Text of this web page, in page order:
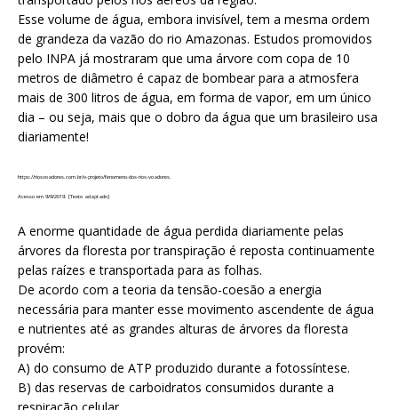
Esse volume de água, embora invisível, tem a mesma ordem
de grandeza da vazão do rio Amazonas. Estudos promovidos
pelo INPA já mostraram que uma árvore com copa de 10
metros de diâmetro é capaz de bombear para a atmosfera
mais de 300 litros de água, em forma de vapor, em um único
dia – ou seja, mais que o dobro da água que um brasileiro usa
diariamente!
https://riosvoadores.com.br/o-projeto/fenomeno-dos-rios-voadores.
Acesso em 9/9/2019. [Texto adaptado]
A enorme quantidade de água perdida diariamente pelas
árvores da floresta por transpiração é reposta continuamente
pelas raízes e transportada para as folhas.
De acordo com a teoria da tensão-coesão a energia
necessária para manter esse movimento ascendente de água
e nutrientes até as grandes alturas de árvores da floresta
provém:
A) do consumo de ATP produzido durante a fotossíntese.
B) das reservas de carboidratos consumidos durante a